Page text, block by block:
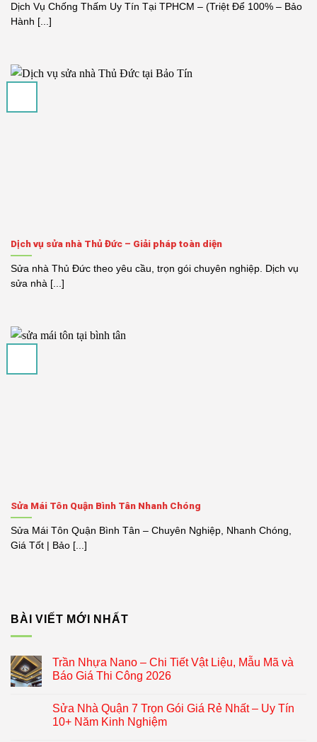
Dịch Vụ Chống Thấm Uy Tín Tại TPHCM – (Triệt Để 100% – Bảo
Hành [...]
Dịch vụ sửa nhà Thủ Đức – Giải pháp toàn diện
Sửa nhà Thủ Đức theo yêu cầu, trọn gói chuyên nghiệp. Dịch vụ
sửa nhà [...]
Sửa Mái Tôn Quận Bình Tân Nhanh Chóng
Sửa Mái Tôn Quận Bình Tân – Chuyên Nghiệp, Nhanh Chóng,
Giá Tốt | Bảo [...]
BÀI VIẾT MỚI NHẤT
Trần Nhựa Nano – Chi Tiết Vật Liệu, Mẫu Mã và
Báo Giá Thi Công 2026
Sửa Nhà Quận 7 Trọn Gói Giá Rẻ Nhất – Uy Tín
10+ Năm Kinh Nghiệm